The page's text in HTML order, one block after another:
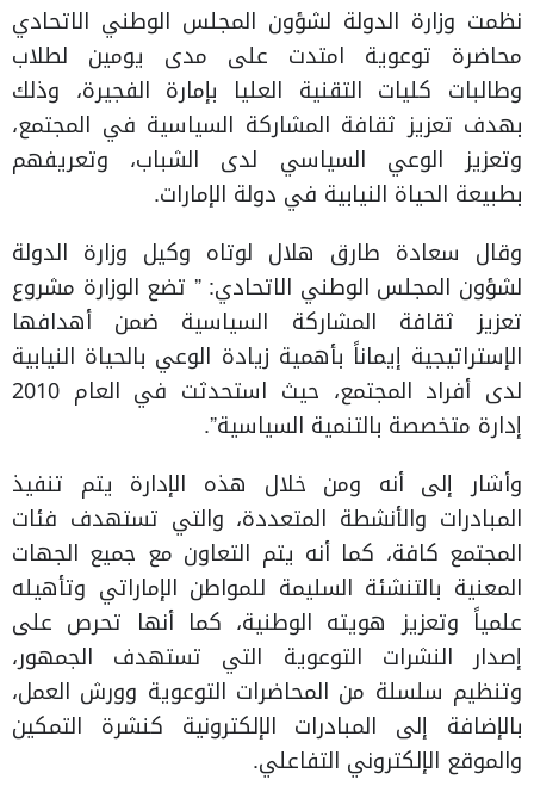
نظمت وزارة الدولة لشؤون المجلس الوطني الاتحادي
محاضرة توعوية امتدت على مدى يومين لطلاب
وطالبات كليات التقنية العليا بإمارة الفجيرة، وذلك
بهدف تعزيز ثقافة المشاركة السياسية في المجتمع،
وتعزيز الوعي السياسي لدى الشباب، وتعريفهم
بطبيعة الحياة النيابية في دولة الإمارات.
وقال سعادة طارق هلال لوتاه وكيل وزارة الدولة
لشؤون المجلس الوطني الاتحادي: ” تضع الوزارة مشروع
تعزيز ثقافة المشاركة السياسية ضمن أهدافها
الإستراتيجية إيماناً بأهمية زيادة الوعي بالحياة النيابية
لدى أفراد المجتمع، حيث استحدثت في العام 2010
إدارة متخصصة بالتنمية السياسية”.
وأشار إلى أنه ومن خلال هذه الإدارة يتم تنفيذ
المبادرات والأنشطة المتعددة، والتي تستهدف فئات
المجتمع كافة، كما أنه يتم التعاون مع جميع الجهات
المعنية بالتنشئة السليمة للمواطن الإماراتي وتأهيله
علمياً وتعزيز هويته الوطنية، كما أنها تحرص على
إصدار النشرات التوعوية التي تستهدف الجمهور،
وتنظيم سلسلة من المحاضرات التوعوية وورش العمل،
بالإضافة إلى المبادرات الإلكترونية كنشرة التمكين
والموقع الإلكتروني التفاعلي.